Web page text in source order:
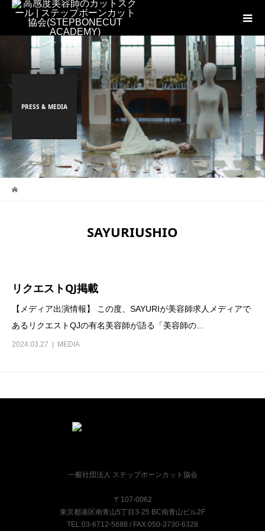
PRESS & MEDIA
SAYURIUSHIO
リクエストQJ掲載
【メディア出演情報】 この度、SAYURIが美容師求人メディアで
あるリクエストQJの有名美容師が語る「美容師の...
2024.03.27 MEDIA
一般社団法人 ステップボーンカット協会
〒107-0062
東京都港区南青山5丁目3-25 BC南青山ビル2F
TEL:03-6712-5688 / FAX:050-3730-6328